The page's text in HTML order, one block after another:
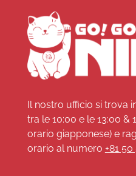
Il nostro ufficio si trova
tra le 10:00 e le 13:00 &
orario giapponese) e
orario al numero +81